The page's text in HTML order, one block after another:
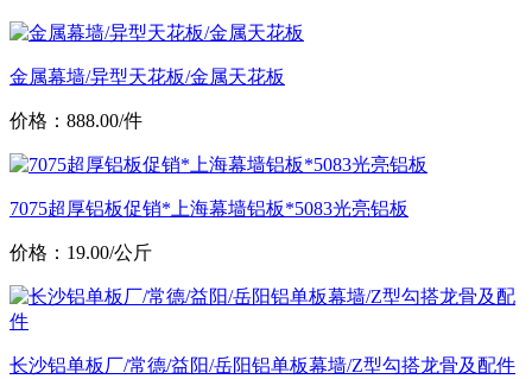
金属幕墙/异型天花板/金属天花板
价格：888.00/件
7075超厚铝板促销*上海幕墙铝板*5083光亮铝板
价格：19.00/公斤
长沙铝单板厂/常德/益阳/岳阳铝单板幕墙/Z型勾搭龙骨及配件